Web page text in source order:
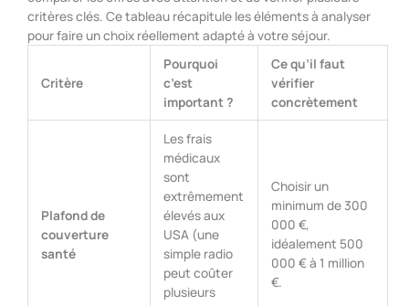
critères clés. Ce tableau récapitule les éléments à analyser
pour faire un choix réellement adapté à votre séjour.
Critère
Pourquoi
c’est
important ?
Ce qu’il faut
vérifier
concrètement
Plafond de
couverture
santé
Les frais
médicaux
sont
extrêmement
élevés aux
USA (une
simple radio
peut coûter
plusieurs
Choisir un
minimum de 300
000 €,
idéalement 500
000 € à 1 million
€.